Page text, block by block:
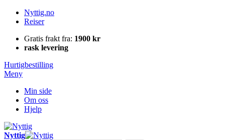
Nyttig.no
Reiser
Gratis frakt fra: 1900 kr
rask levering
Hurtigbestilling
Meny
Min side
Om oss
Hjelp
Nyttig